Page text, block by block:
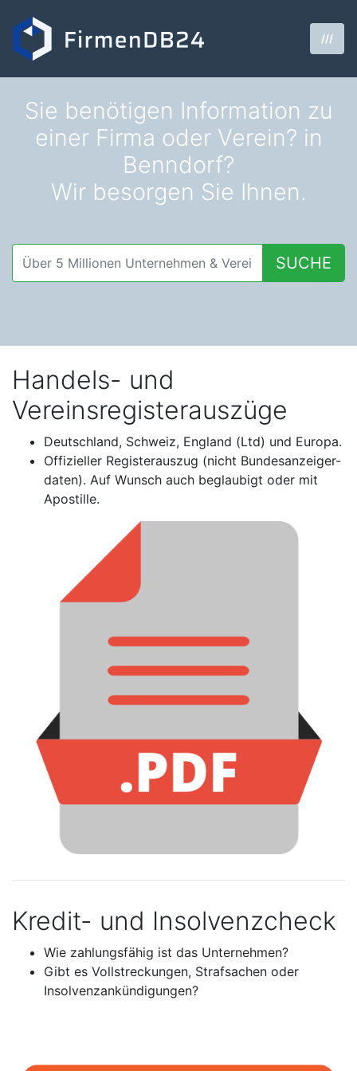
///
Sie benötigen Information zu
einer Firma oder Verein? in
Benndorf?
Wir besorgen Sie Ihnen.
SUCHE
Handels- und
Vereinsregisterauszüge
Deutschland, Schweiz, England (Ltd) und Europa.
Offizieller Registerauszug (nicht Bundesanzeiger-
daten). Auf Wunsch auch beglaubigt oder mit
Apostille.
Kredit- und Insolvenzcheck
Wie zahlungsfähig ist das Unternehmen?
Gibt es Vollstreckungen, Strafsachen oder
Insolvenzankündigungen?